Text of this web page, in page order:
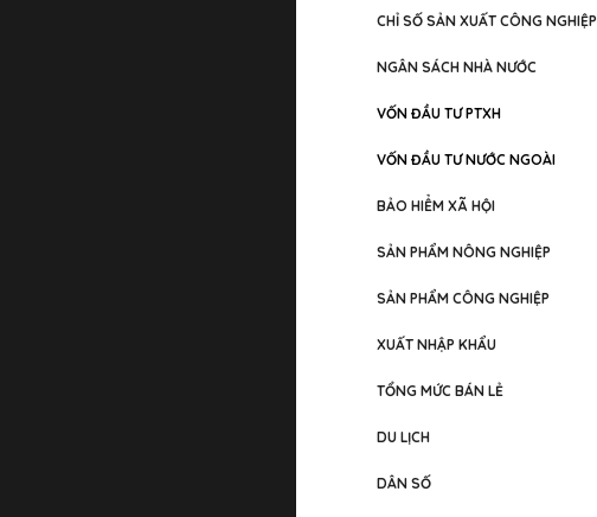
CHỈ SỐ SẢN XUẤT CÔNG NGHIỆP
NGÂN SÁCH NHÀ NƯỚC
VỐN ĐẦU TƯ PTXH
VỐN ĐẦU TƯ NƯỚC NGOÀI
BẢO HIỂM XÃ HỘI
SẢN PHẨM NÔNG NGHIỆP
SẢN PHẨM CÔNG NGHIỆP
XUẤT NHẬP KHẨU
TỔNG MỨC BÁN LẺ
DU LỊCH
DÂN SỐ